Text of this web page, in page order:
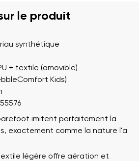
le produit
synthétique
+ textile (amovible)
Kids)
imitent parfaitement la
exactement comme la nature l'a
légère offre aération et